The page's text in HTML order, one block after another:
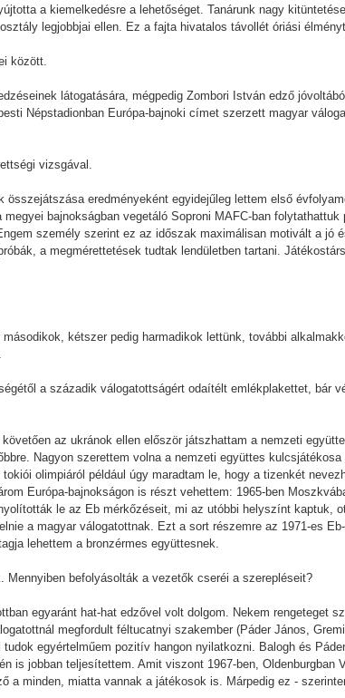
a kiemelkedésre a lehetőséget. Tanárunk nagy
legjobbjai ellen. Ez a fajta hivatalos távollét óriási
között.
látogatására, mégpedig Zombori István edző
Népstadionban Európa-bajnoki címet szerzett magyar
vizsgával.
eredményeként egyidejűleg lettem első
bajnokságban vegetáló Soproni MAFC-ban
személy szerint ez az időszak maximálisan motivált a jó
a megmérettetések tudtak lendületben tartani.
kétszer pedig harmadikok lettünk, további
a századik válogatottságért odaítélt emlékplakettet, bár
az ukránok ellen először játszhattam a nemzeti
Nagyon szerettem volna a nemzeti együttes
olimpiáról például úgy maradtam le, hogy a tizenkét
Európa-bajnokságon is részt vehettem: 1965-ben
le az Eb mérkőzéseit, mi az utóbbi helyszínt kaptuk,
a magyar válogatottnak. Ezt a sort részemre az 1971-es
lehettem a bronzérmes együttesnek.
befolyásolták a vezetők cseréi a szerepléseit?
egyaránt hat-hat edzővel volt dolgom. Nekem rengeteget
megfordult féltucatnyi szakember (Páder János,
egyértelműem pozitív hangon nyilatkozni. Balogh és
is jobban teljesítettem. Amit viszont 1967-ben, Oldenburgban
a minden, miatta vannak a játékosok is. Márpedig ez -